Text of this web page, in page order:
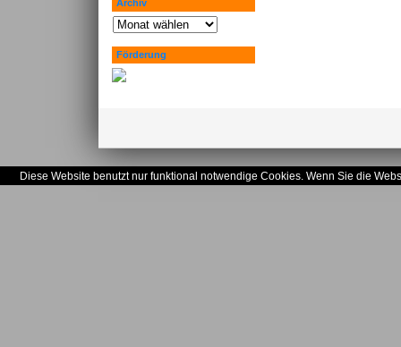
Archiv
Förderung
Diese Website benutzt nur funktional notwendige Cookies. Wenn Sie die